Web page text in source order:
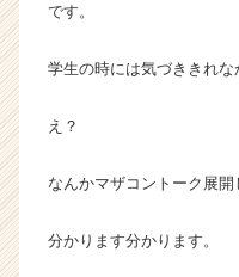
です。
学生の時には気づききれな
え？
なんかマザコントーク展
分かります分かります。